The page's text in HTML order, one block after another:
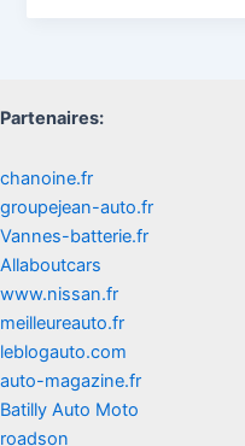
Partenaires:
chanoine.fr
groupejean-auto.fr
Vannes-batterie.fr
Allaboutcars
www.nissan.fr
meilleureauto.fr
leblogauto.com
auto-magazine.fr
Batilly Auto Moto
roadson